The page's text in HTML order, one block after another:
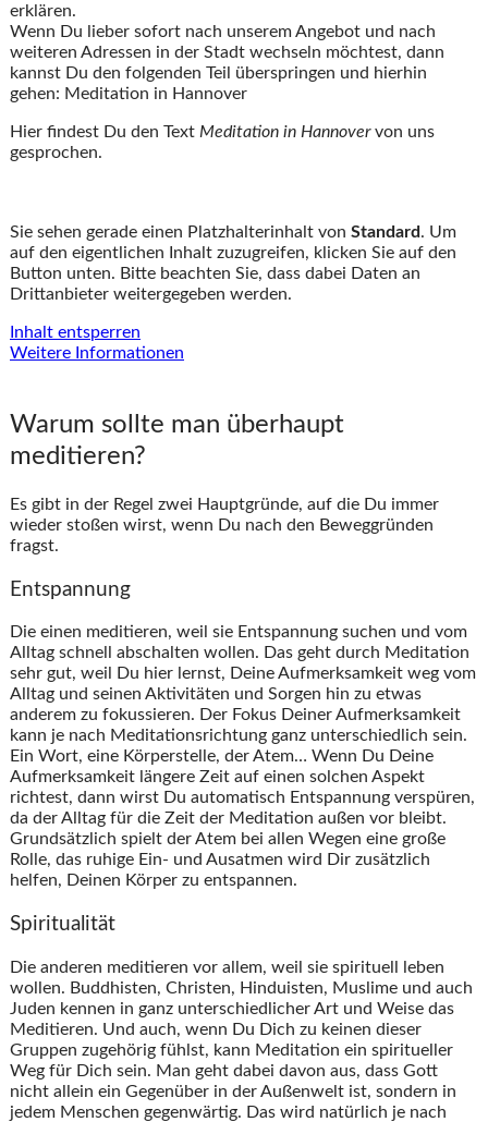
erklären.
Wenn Du lieber sofort nach unserem Angebot und nach
weiteren Adressen in der Stadt wechseln möchtest, dann
kannst Du den folgenden Teil überspringen und hierhin
gehen: Meditation in Hannover
Hier findest Du den Text Meditation in Hannovervon uns
gesprochen.
Sie sehen gerade einen Platzhalterinhalt von Standard. Um
auf den eigentlichen Inhalt zuzugreifen, klicken Sie auf den
Button unten. Bitte beachten Sie, dass dabei Daten an
Drittanbieter weitergegeben werden.
Inhalt entsperren
Weitere Informationen
Warum sollte man überhaupt
meditieren?
Es gibt in der Regel zwei Hauptgründe, auf die Du immer
wieder stoßen wirst, wenn Du nach den Beweggründen
fragst.
Entspannung
Die einen meditieren, weil sie Entspannung suchen und vom
Alltag schnell abschalten wollen. Das geht durch Meditation
sehr gut, weil Du hier lernst, Deine Aufmerksamkeit weg vom
Alltag und seinen Aktivitäten und Sorgen hin zu etwas
anderem zu fokussieren. Der Fokus Deiner Aufmerksamkeit
kann je nach Meditationsrichtung ganz unterschiedlich sein.
Ein Wort, eine Körperstelle, der Atem… Wenn Du Deine
Aufmerksamkeit längere Zeit auf einen solchen Aspekt
richtest, dann wirst Du automatisch Entspannung verspüren,
da der Alltag für die Zeit der Meditation außen vor bleibt.
Grundsätzlich spielt der Atem bei allen Wegen eine große
Rolle, das ruhige Ein- und Ausatmen wird Dir zusätzlich
helfen, Deinen Körper zu entspannen.
Spiritualität
Die anderen meditieren vor allem, weil sie spirituell leben
wollen. Buddhisten, Christen, Hinduisten, Muslime und auch
Juden kennen in ganz unterschiedlicher Art und Weise das
Meditieren. Und auch, wenn Du Dich zu keinen dieser
Gruppen zugehörig fühlst, kann Meditation ein spiritueller
Weg für Dich sein. Man geht dabei davon aus, dass Gott
nicht allein ein Gegenüber in der Außenwelt ist, sondern in
jedem Menschen gegenwärtig. Das wird natürlich je nach